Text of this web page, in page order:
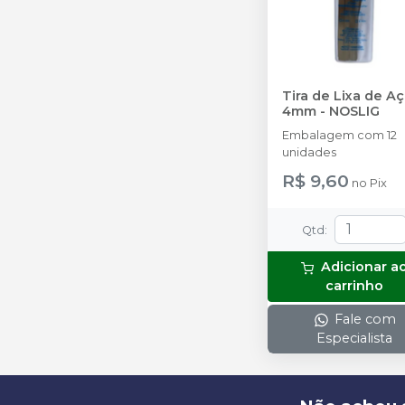
Tira de Lixa de
4mm - NOSLIG
Embalagem com 12
unidades
R$ 9,60 no Pix
Qtd:
Adicionar
carrinho
Fale com
Especialista